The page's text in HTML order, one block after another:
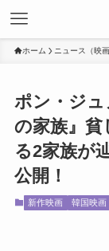
ホーム ニュース（映
ポン・ジ
の家族』貧
る2家族が
公開！
新作映画 韓国映画